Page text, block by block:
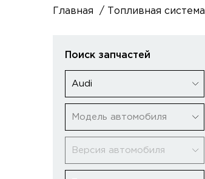
Главная Топливная система
Поиск запчастей
Audi
Модель автомобиля
Версия автомобиля